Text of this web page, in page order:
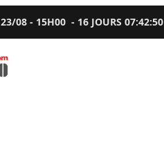
23/08 - 15H00 - 16 JOURS07:42:49